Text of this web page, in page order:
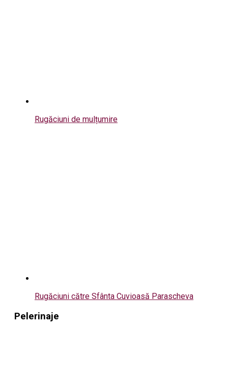
Rugăciuni de mulțumire
Rugăciuni către Sfânta Cuvioasă Parascheva
Pelerinaje